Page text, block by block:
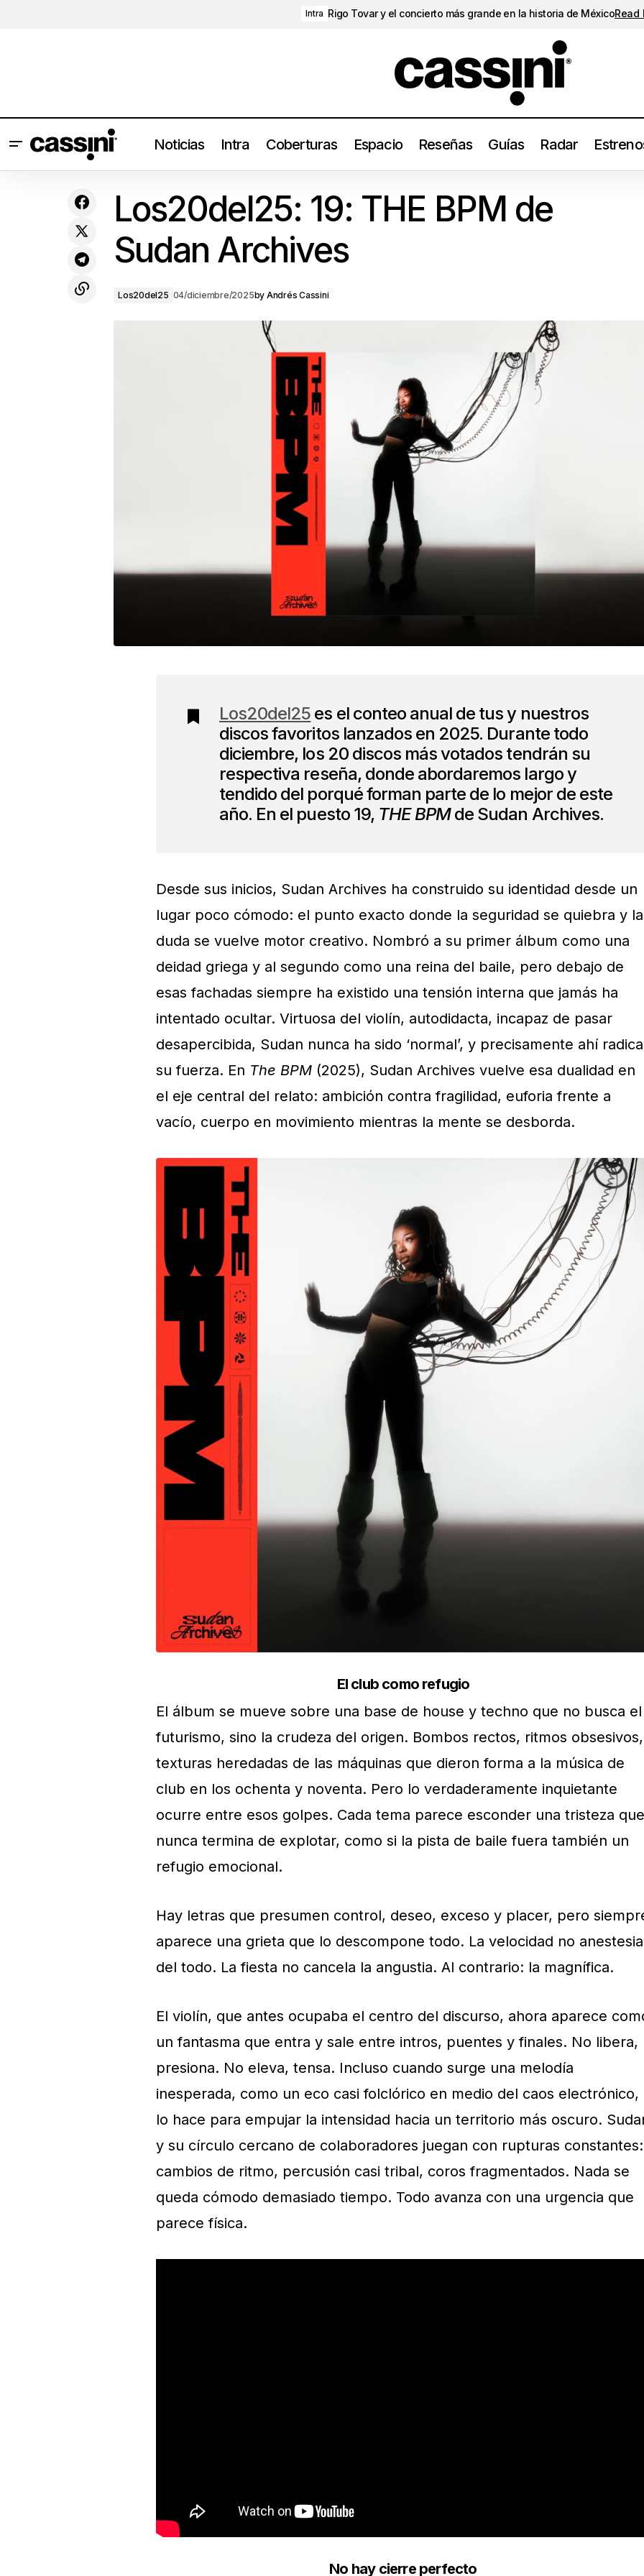
Intra Rigo Tovar y el concierto más grande en la historia de MéxicoRead
Noticias Intra Coberturas Espacio Reseñas Guías Radar
Björk lanzará nueva música en 2026 Los20del25: 19: THE BPM de Sudan Archives
Los20del25: 19: THE BPM de
Sudan Archives
Los20del25 04/diciembre/2025by Andrés Cassini
Los20del25 es el conteo anual de tus y nuestros
discos favoritos lanzados en 2025. Durante todo
diciembre, los 20 discos más votados tendrán su
respectiva reseña, donde abordaremos largo y
tendido del porqué forman parte de lo mejor de este
año. En el puesto 19, THE BPMde Sudan Archives.
Desde sus inicios, Sudan Archives ha construido su identidad desde un
lugar poco cómodo: el punto exacto donde la seguridad se quiebra y la
duda se vuelve motor creativo. Nombró a su primer álbum como una
deidad griega y al segundo como una reina del baile, pero debajo de
esas fachadas siempre ha existido una tensión interna que jamás ha
intentado ocultar. Virtuosa del violín, autodidacta, incapaz de pasar
desapercibida, Sudan nunca ha sido ‘normal’, y precisamente ahí radica
su fuerza. En The BPM (2025), Sudan Archives vuelve esa dualidad en
el eje central del relato: ambición contra fragilidad, euforia frente a
vacío, cuerpo en movimiento mientras la mente se desborda.
El club como refugio
El álbum se mueve sobre una base de house y techno que no busca el
futurismo, sino la crudeza del origen. Bombos rectos, ritmos obsesivos,
texturas heredadas de las máquinas que dieron forma a la música de
club en los ochenta y noventa. Pero lo verdaderamente inquietante
ocurre entre esos golpes. Cada tema parece esconder una tristeza que
nunca termina de explotar, como si la pista de baile fuera también un
refugio emocional.
Hay letras que presumen control, deseo, exceso y placer, pero
aparece una grieta que lo descompone todo. La velocidad no anestesia
del todo. La fiesta no cancela la angustia. Al contrario: la magnífica.
El violín, que antes ocupaba el centro del discurso, ahora aparece
un fantasma que entra y sale entre intros, puentes y finales. No libera,
presiona. No eleva, tensa. Incluso cuando surge una melodía
inesperada, como un eco casi folclórico en medio del caos electrónico,
lo hace para empujar la intensidad hacia un territorio más oscuro.
y su círculo cercano de colaboradores juegan con rupturas constantes:
cambios de ritmo, percusión casi tribal, coros fragmentados. Nada se
queda cómodo demasiado tiempo. Todo avanza con una urgencia que
parece física.
No hay cierre perfecto